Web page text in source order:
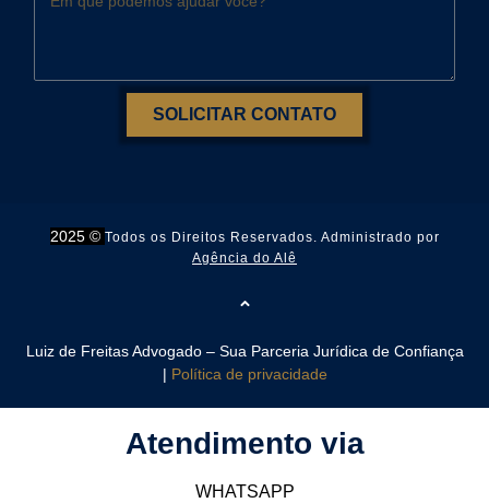
SOLICITAR CONTATO
2025 © Todos os Direitos Reservados. Administrado por
Agência do Alê
Luiz de Freitas Advogado – Sua Parceria Jurídica de Confiança
| Política de privacidade
Atendimento via
WHATSAPP